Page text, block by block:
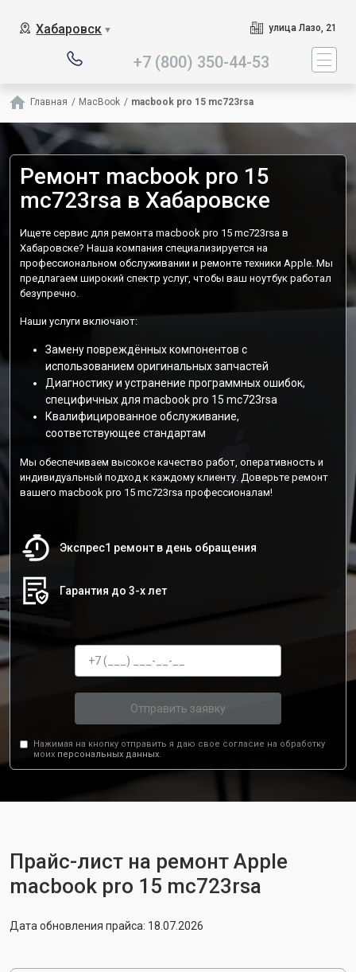
Хабаровск ▼ улица Лазо, 21
+7 (800) 350-44-53
Главная / MacBook / macbook pro 15 mc723rsa
Ремонт macbook pro 15
mc723rsa в Хабаровске
Ищете сервис для ремонта macbook pro 15 mc723rsa в
Хабаровске? Наша компания специализируется на
профессиональном обслуживании и ремонте техники Apple. Мы
предлагаем широкий спектр услуг, чтобы ваш ноутбук работал
безупречно.
Наши услуги включают:
Замену повреждённых компонентов с
использованием оригинальных запчастей
Диагностику и устранение программных ошибок,
специфичных для macbook pro 15 mc723rsa
Квалифицированное обслуживание,
соответствующее стандартам
Мы обеспечиваем высокое качество работ, оперативность и
индивидуальный подход к каждому клиенту. Доверьте ремонт
вашего macbook pro 15 mc723rsa профессионалам!
Экспрес1 ремонт в день обращения
Гарантия до 3-х лет
Отправить заявку
Нажимая на кнопку отправить я даю свое согласие на обработку
моих персональных данных.
Прайс-лист на ремонт Apple
macbook pro 15 mc723rsa
Дата обновления прайса: 18.07.2026